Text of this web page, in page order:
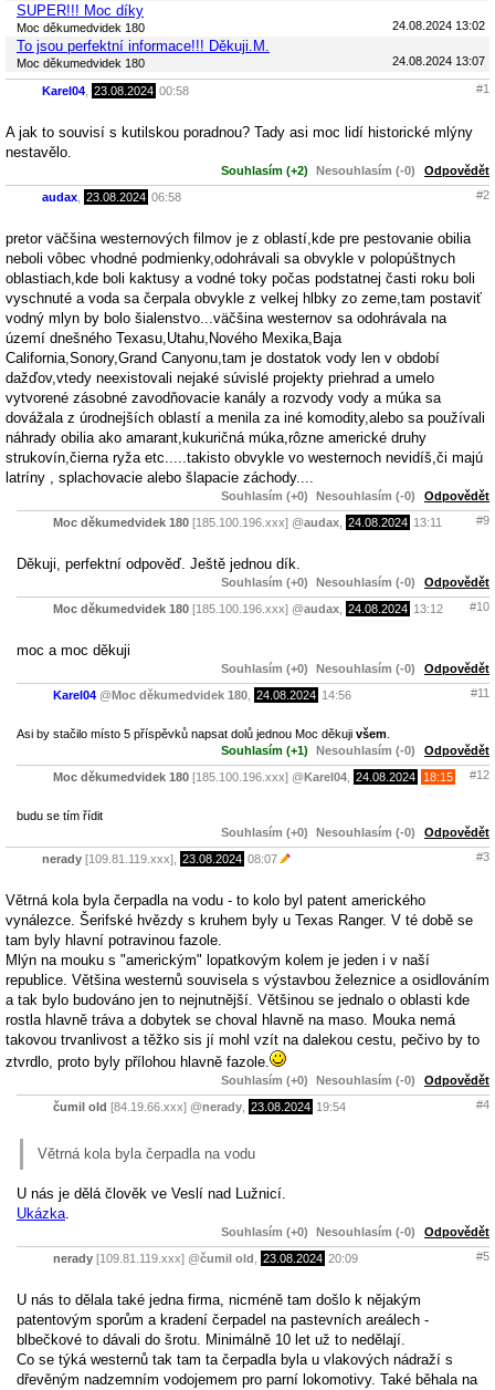
SUPER!!! Moc díky
Moc děkumedvidek 180 24.08.2024 13:02
To jsou perfektní informace!!! Děkuji.M.
Moc děkumedvidek 180 24.08.2024 13:07
Karel04 23.08.2024 00:58 #1
A jak to souvisí s kutilskou poradnou? Tady asi moc lidí historické mlýny
nestavělo.
Souhlasím (+2) Nesouhlasím (-0) Odpovědět
audax 23.08.2024 06:58 #2
pretor väčšina westernových filmov je z oblastí,kde pre pestovanie obilia
neboli vôbec vhodné podmienky,odohrávali sa obvykle v polopúštnych
oblastiach,kde boli kaktusy a vodné toky počas podstatnej časti roku boli
vyschnuté a voda sa čerpala obvykle z velkej hlbky zo zeme,tam postaviť
vodný mlyn by bolo šialenstvo...väčšina westernov sa odohrávala na
území dnešného Texasu,Utahu,Nového Mexika,Baja
California,Sonory,Grand Canyonu,tam je dostatok vody len v období
dažďov,vtedy neexistovali nejaké súvislé projekty priehrad a umelo
vytvorené zásobné zavodňovacie kanály a rozvody vody a múka sa
dovážala z úrodnejších oblastí a menila za iné komodity,alebo sa používali
náhrady obilia ako amarant,kukuričná múka,rôzne americké druhy
strukovín,čierna ryža etc.....takisto obvykle vo westernoch nevidíš,či majú
latríny , splachovacie alebo šlapacie záchody....
Souhlasím (+0) Nesouhlasím (-0) Odpovědět
Moc děkumedvidek 180 [185.100.196.xxx] @audax 24.08.2024 13:11 #9
Děkuji, perfektní odpověď. Ještě jednou dík.
Souhlasím (+0) Nesouhlasím (-0) Odpovědět
Moc děkumedvidek 180 [185.100.196.xxx] @audax 24.08.2024 13:12 #10
moc a moc děkuji
Souhlasím (+0) Nesouhlasím (-0) Odpovědět
Karel04 @Moc děkumedvidek 180 24.08.2024 14:56 #11
Asi by stačilo místo 5 příspěvků napsat dolů jednou Moc děkuji všem
Souhlasím (+1)
Nesouhlasím (-0) Odpovědět
Moc děkumedvidek 180 [185.100.196.xxx] @Karel04 24.08.2024 18:15 #12
budu se tím řídit
Souhlasím (+0)
Nesouhlasím (-0) Odpovědět
nerady [109.81.119.xxx], 23.08.2024 08:07 #3
Větrná kola byla čerpadla na vodu - to kolo byl patent amerického
vynálezce. Šerifské hvězdy s kruhem byly u Texas Ranger. V té době se
tam byly hlavní potravinou fazole.
Mlýn na mouku s "americkým" lopatkovým kolem je jeden i v naší
republice. Většina westernů souvisela s výstavbou železnice a osidlováním
a tak bylo budováno jen to nejnutnější. Většinou se jednalo o oblasti kde
rostla hlavně tráva a dobytek se choval hlavně na maso. Mouka nemá
takovou trvanlivost a těžko sis jí mohl vzít na dalekou cestu, pečivo by to
ztvrdlo, proto byly přílohou hlavně fazole.
Souhlasím (+0) Nesouhlasím (-0) Odpovědět
čumil old [84.19.66.xxx] @nerady 23.08.2024 19:54 #4
Větrná kola byla čerpadla na vodu
U nás je dělá člověk ve Veslí nad Lužnicí.
Ukázka
Souhlasím (+0) Nesouhlasím (-0) Odpovědět
nerady [109.81.119.xxx] @čumil old 23.08.2024 20:09 #5
U nás to dělala také jedna firma, nicméně tam došlo k nějakým
patentovým sporům a kradení čerpadel na pastevních areálech -
blbečkové to dávali do šrotu. Minimálně 10 let už to nedělají.
Co se týká westernů tak tam ta čerpadla byla u vlakových nádraží s
dřevěným nadzemním vodojemem pro parní lokomotivy. Také běhala na